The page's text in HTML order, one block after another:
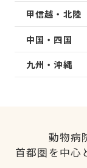
甲信越・北陸
中国・四国
九州・沖縄
動物病
首都圏を中心